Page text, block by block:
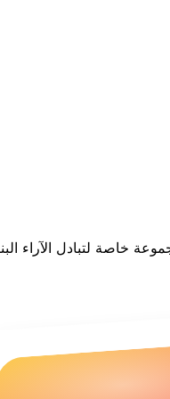
خاصة لتبادل الآراء